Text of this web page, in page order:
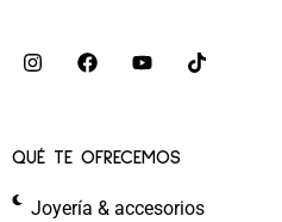
QUÉ TE OFRECEMOS
Joyería & accesorios